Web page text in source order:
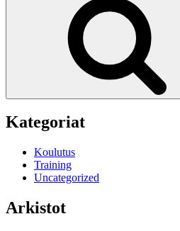
Kategoriat
Koulutus
Training
Uncategorized
Arkistot